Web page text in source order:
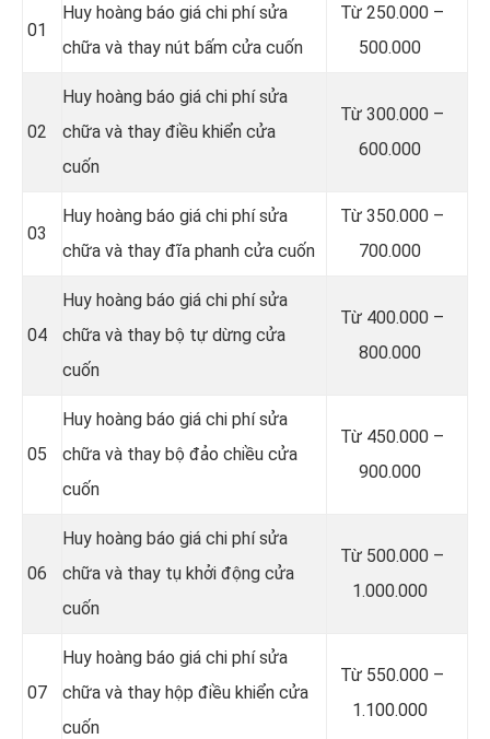
01
Huy hoàng báo giá chi phí sửa
chữa và thay nút bấm cửa cuốn
Từ 250.000 –
500.000
02
Huy hoàng báo giá chi phí sửa
chữa và thay điều khiển cửa
cuốn
Từ 300.000 –
600.000
03
Huy hoàng báo giá chi phí sửa
chữa và thay đĩa phanh cửa cuốn
Từ 350.000 –
700.000
04
Huy hoàng báo giá chi phí sửa
chữa và thay bộ tự dừng cửa
cuốn
Từ 400.000 –
800.000
05
Huy hoàng báo giá chi phí sửa
chữa và thay bộ đảo chiều cửa
cuốn
Từ 450.000 –
900.000
06
Huy hoàng báo giá chi phí sửa
chữa và thay tụ khởi động cửa
cuốn
Từ 500.000 –
1.000.000
07
Huy hoàng báo giá chi phí sửa
chữa và thay hộp điều khiển cửa
cuốn
Từ 550.000 –
1.100.000